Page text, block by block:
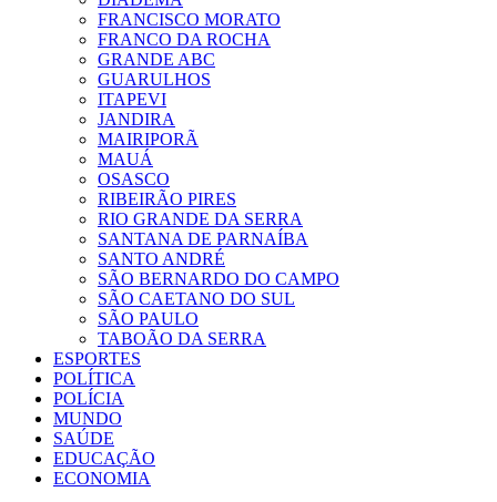
FRANCISCO MORATO
FRANCO DA ROCHA
GRANDE ABC
GUARULHOS
ITAPEVI
JANDIRA
MAIRIPORÃ
MAUÁ
OSASCO
RIBEIRÃO PIRES
RIO GRANDE DA SERRA
SANTANA DE PARNAÍBA
SANTO ANDRÉ
SÃO BERNARDO DO CAMPO
SÃO CAETANO DO SUL
SÃO PAULO
TABOÃO DA SERRA
ESPORTES
POLÍTICA
POLÍCIA
MUNDO
SAÚDE
EDUCAÇÃO
ECONOMIA